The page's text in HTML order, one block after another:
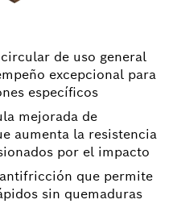
de uso general
excepcional para
específicos
mejorada de
aumenta la resistencia
por el impacto
que permite
sin quemaduras